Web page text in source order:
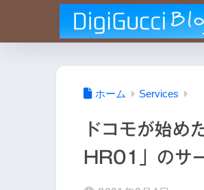
ホーム Services
ドコモが始
HR01」のサ